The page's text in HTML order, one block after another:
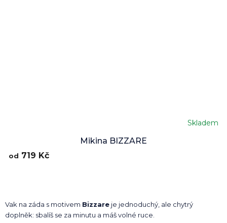
Mikina BIZZARE
Skladem
od 719 Kč
Vak na záda s motivem Bizzare je jednoduchý, ale chytrý
doplněk: sbalíš se za minutu a máš volné ruce.